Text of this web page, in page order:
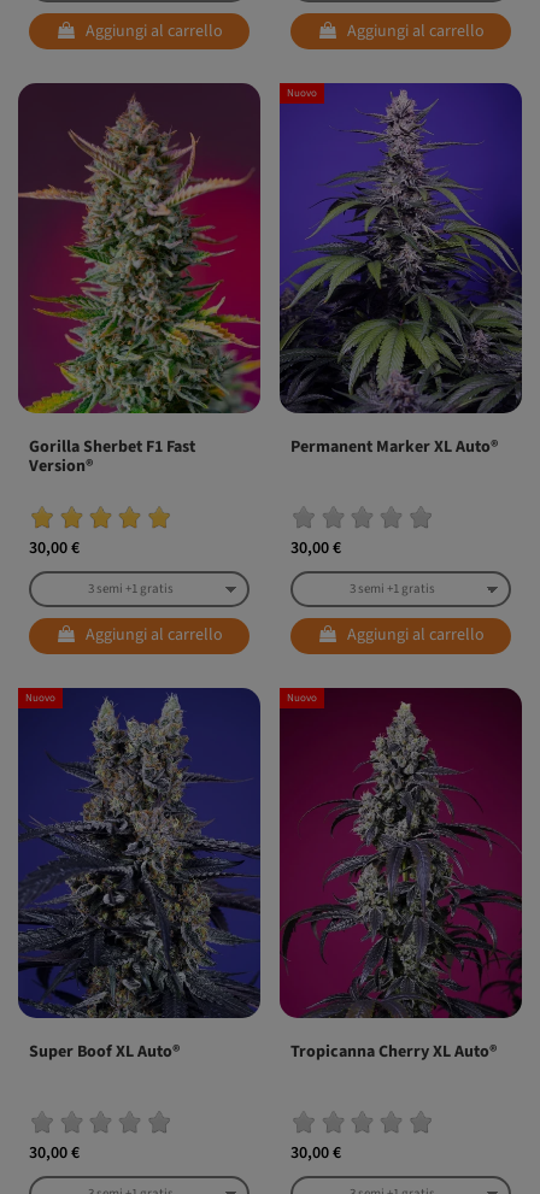
Aggiungi al carrello Aggiungi al carrello
Gorilla Sherbet F1 Fast
Version®
30,00 €
Aggiungi al carrello
Nuovo
Permanent Marker XL Auto®
30,00 €
Aggiungi al carrello
Nuovo
Super Boof XL Auto®
30,00 €
Nuovo
Tropicanna Cherry XL Auto®
30,00 €